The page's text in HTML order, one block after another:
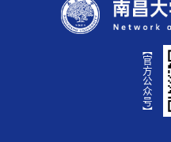
【官方公众号】